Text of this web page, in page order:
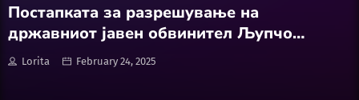
Постапката за разрешување на
државниот јавен обвинител Љупчо
Коцевски ќе трае неколку недели, а
можеби и месеци, согласно законот
Lorita February 24, 2025